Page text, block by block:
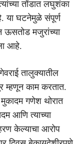
तोंडात लघुशंका
या घटनेमुळे संपूर्ण
ऊसतोड मजुरांच्या
आहे.
तालुक्यातील
म्हणून काम करतात.
मुकादम गणेश थोरात
आणि त्याच्या
केल्याचा आरोप